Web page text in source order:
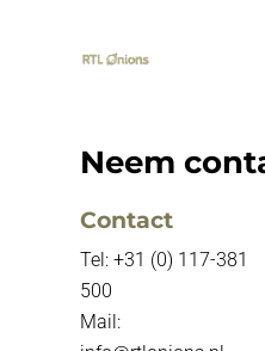
Neem
Contact
Tel: +31 (0) 117-381
500
Mail: